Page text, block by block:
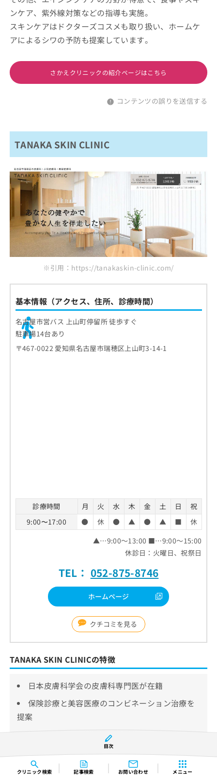
クリニック検索 記事検索 お問い合わせ メニュー
ンケア、紫外線対策などの指導も実施。
スキンケアはドクターズコスメも取り扱い、ホームケ
アによるシワの予防も提案しています。
さかえクリニックの紹介ページはこちら
コンテンツの誤りを送信する
TANAKA SKIN CLINIC
※引用：https://tanakaskin-clinic.com/
基本情報（アクセス、住所、診療時間）
名古屋市営バス 上山町停留所 徒歩すぐ
駐車場14台あり
〒467-0022 愛知県名古屋市瑞穂区上山町3-14-1
診療時間 月 火 水 木 金 土 日
祝
9:00〜17:00
● 休 ● ▲ ● ▲ ■
休
▲…9:00～13:00 ■…9:00～15:00
休診日：火曜日、祝祭日
TEL： 052-875-8746
ホームページ
クチコミを見る
TANAKA SKIN CLINICの特徴
日本皮膚科学会の皮膚科専門医が在籍
保険診療と美容医療のコンビネーション治療を
提案
ショートスレッドによるたるみ治療あり
TANAKA SKIN CLINICは、日本皮膚科学会が認定する
皮膚科専門医が在籍するクリニックです。
目次